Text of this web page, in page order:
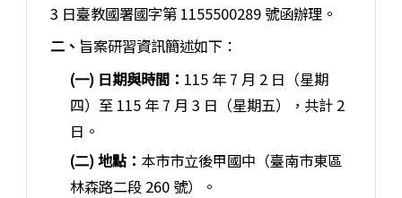
3 日臺教國署國字第 1155500289 號函辦理。
二、 旨案研習資訊簡述如下：
(一) 日期與時間： 115 年 7 月 2 日（星期
四）至 115 年 7 月 3 日（星期五），共計 2
日。
(二) 地點： 本市市立後甲國中（臺南市東區
林森路二段 260 號）。